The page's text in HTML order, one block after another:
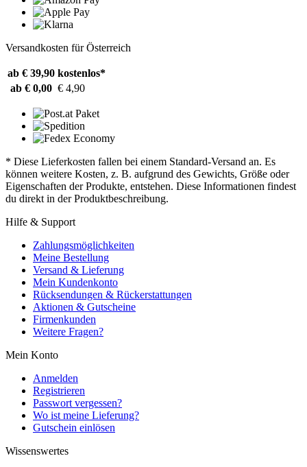
Versandkosten für Österreich
ab € 39,90 kostenlos*
ab € 0,00 € 4,90
* Diese Lieferkosten fallen bei einem Standard-Versand an. Es
können weitere Kosten, z. B. aufgrund des Gewichts, Größe oder
Eigenschaften der Produkte, entstehen. Diese Informationen findest
du direkt in der Produktbeschreibung.
Hilfe & Support
Zahlungsmöglichkeiten
Meine Bestellung
Versand & Lieferung
Mein Kundenkonto
Rücksendungen & Rückerstattungen
Aktionen & Gutscheine
Firmenkunden
Weitere Fragen?
Mein Konto
Anmelden
Registrieren
Passwort vergessen?
Wo ist meine Lieferung?
Gutschein einlösen
Wissenswertes